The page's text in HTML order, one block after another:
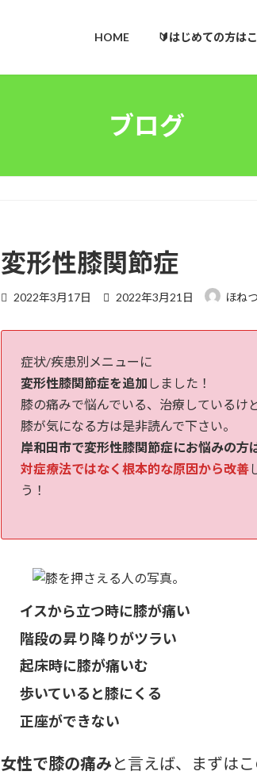
HOME 🔰はじめての方は
ブログ
変形性膝関節症
2022年3月17日
最
日
:
2022年3月21日 ほね
症状/疾患別メニューに
変形性膝関節症を追加 しました！
膝の痛みで悩んでいる、治療しているけ
膝が気になる方は是非読んで下さい。
岸和田市で変形性膝関節症にお悩みの方
対症療法ではなく根本的な原因から改善
う！
イスから立つ時に膝が痛い
階段の昇り降りがツラい
起床時に膝が痛いむ
歩いていると膝にくる
正座ができない
女性で膝の痛みと言えば、まずはこ